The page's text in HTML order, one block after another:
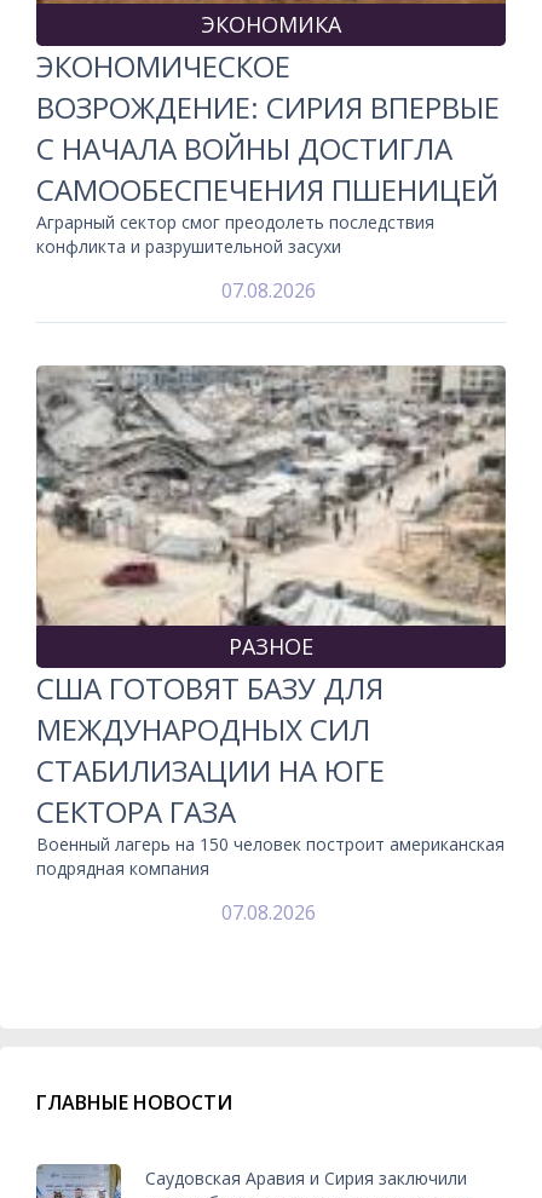
ЭКОНОМИКА
ЭКОНОМИЧЕСКОЕ
ВОЗРОЖДЕНИЕ: СИРИЯ ВПЕРВЫЕ
С НАЧАЛА ВОЙНЫ ДОСТИГЛА
САМООБЕСПЕЧЕНИЯ ПШЕНИЦЕЙ
Аграрный сектор смог преодолеть последствия
конфликта и разрушительной засухи
07.08.2026
РАЗНОЕ
США ГОТОВЯТ БАЗУ ДЛЯ
МЕЖДУНАРОДНЫХ СИЛ
СТАБИЛИЗАЦИИ НА ЮГЕ
СЕКТОРА ГАЗА
Военный лагерь на 150 человек построит американская
подрядная компания
07.08.2026
ГЛАВНЫЕ НОВОСТИ
Саудовская Аравия и Сирия заключили